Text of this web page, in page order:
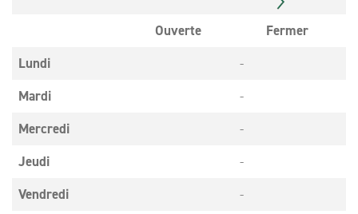
Ouverte
Fermer
Lundi
-
Mardi
-
Mercredi
-
Jeudi
-
Vendredi
-